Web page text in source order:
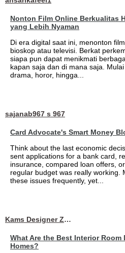
Nonton Film Online Berkualitas
yang Lebih Nyaman
Di era digital saat ini, menonton
bioskop atau televisi. Berkat
siapa pun dapat menikmati
kapan saja dan di mana saja.
drama, horor, hingga...
sajanab967 s 967
Card Advocate's Smart Money
Think about the last economic
sent applications for a bank card,
insurance, compared loan offers,
regular budget was really working.
these issues frequently, yet...
Kams Designer Zone
What Are the Best Interior Room
Homes?